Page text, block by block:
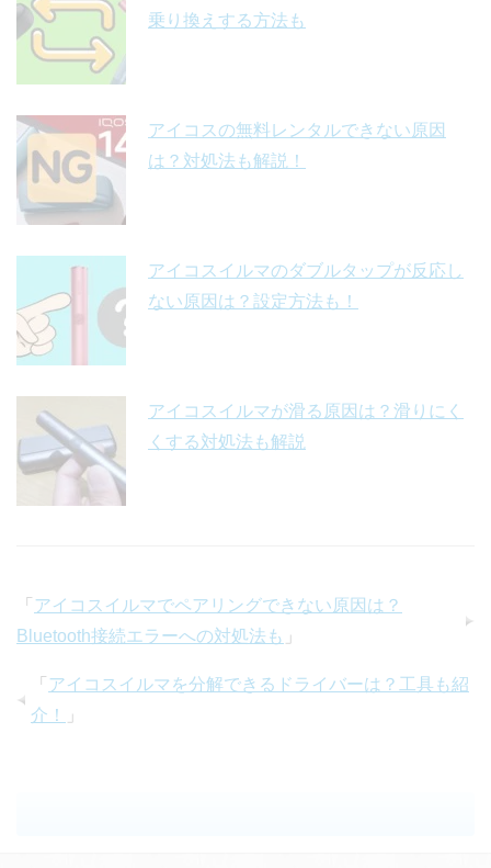
乗り換えする方法も
アイコスの無料レンタルできない原因
は？対処法も解説！
アイコスイルマのダブルタップが反応し
ない原因は？設定方法も！
アイコスイルマが滑る原因は？滑りにく
くする対処法も解説
「 アイコスイルマでペアリングできない原因は？
Bluetooth接続エラーへの対処法も 」
「 アイコスイルマを分解できるドライバーは？工具も紹
介！
」